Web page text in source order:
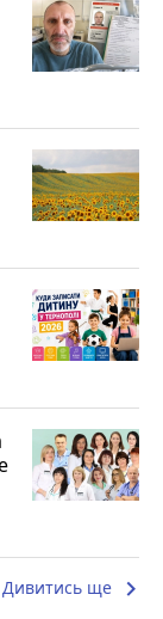
Дивитись ще keyboard_arrow_right